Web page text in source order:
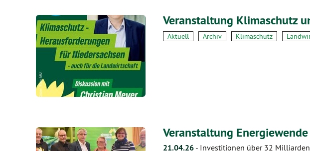
Veranstaltung Klimaschutz
Aktuell Archiv Klimaschutz
Veranstaltung Energiewende
21.04.26 - Investitionen über 32